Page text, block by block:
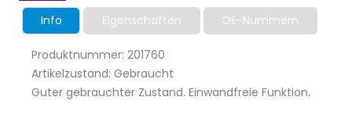
Info Eigenschaften OE-Nummern
Produktnummer: 201760
Artikelzustand: Gebraucht
Guter gebrauchter Zustand. Einwandfreie Funktion.